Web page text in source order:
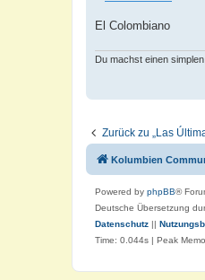
El Colombiano
Du machst einen
Zurück zu „Las
Kolumbien
Powered by phpBB®
Deutsche Übersetzung
Datenschutz ||
Time: 0.044s | Peak